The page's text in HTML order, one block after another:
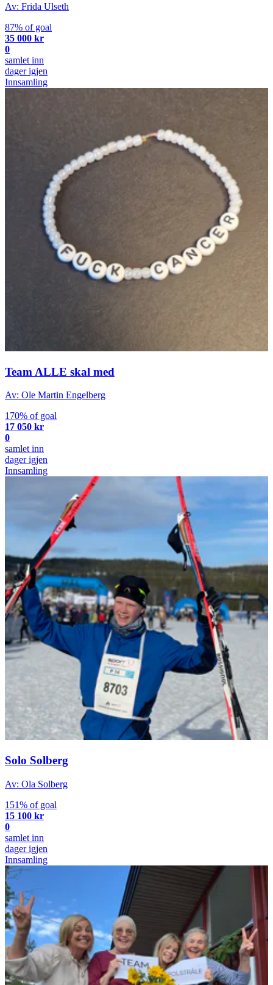
Av: Frida Ulseth
87% of goal
35 000 kr
0
samlet inn
dager igjen
Innsamling
Team ALLE skal med
Av: Ole Martin Engelberg
170% of goal
17 050 kr
0
samlet inn
dager igjen
Innsamling
Solo Solberg
Av: Ola Solberg
151% of goal
15 100 kr
0
samlet inn
dager igjen
Innsamling